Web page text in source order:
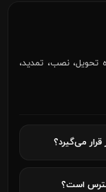
تحویل، نصب، تمدید،
قرار می‌گیرد؟
است؟